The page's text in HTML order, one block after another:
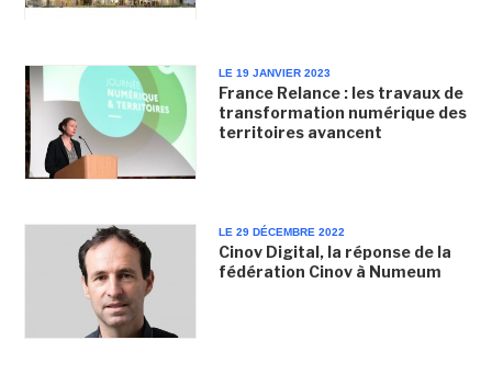
LE 19 JANVIER 2023
France Relance : les travaux de
transformation numérique des
territoires avancent
LE 29 DÉCEMBRE 2022
Cinov Digital, la réponse de la
fédération Cinov à Numeum